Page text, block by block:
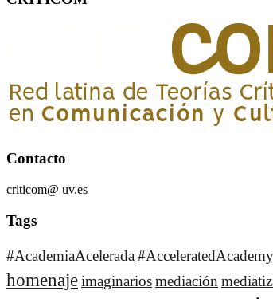
Contacto
criticom@ uv.es
Tags
#AcademiaAcelerada#AcceleratedAcademy
homenajeimaginariosmediación